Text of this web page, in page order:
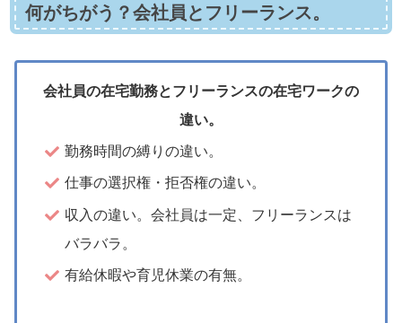
何がちがう？会社員とフリーランス。
会社員の在宅勤務とフリーランスの在宅ワークの
違い。
勤務時間の縛りの違い。
仕事の選択権・拒否権の違い。
収入の違い。会社員は一定、フリーランスは
バラバラ。
有給休暇や育児休業の有無。